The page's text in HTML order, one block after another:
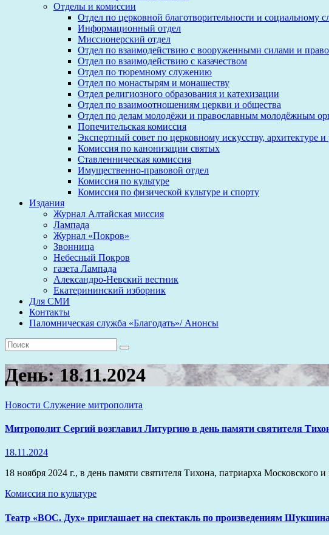
Отделы и комиссии
Отдел по церковной благотворительности и социальному
Информационный отдел
Миссионерский отдел
Отдел по взаимодействию с вооруженными силами и
Отдел по взаимодействию с казачеством
Отдел по тюремному служению
Отдел по монастырям и монашеству
Отдел религиозного образования и катехизации
Отдел по взаимоотношениям церкви и общества
Отдел по делам молодёжи и православным молодёжным
Попечительская комиссия
Экспертный совет по церковному искусству, архитектуре и
Комиссия по канонизации святых
Ставленническая комиссия
Имущественно-правовой отдел
Комиссия по культуре
Комиссия по физической культуре и спорту
Издания
Журнал Алтайская миссия
Лампада
Журнал «Покров»
Звонница
Небесный Покров
газета Лампада
Александро-Невский вестник
Екатерининский изборник
Для СМИ
Контакты
Паломническая служба «Благодать»/ Анонсы
День:18.11.2024
Новости Служение митрополита
Митрополит Сергий возглавил Литургию в день памяти святителя
18.11.2024
18 ноября 2024 г., в день памяти святителя Тихона, патриарха
Комиссия по культуре
Театр «ВОС. Дух» приглашает на спектакль по произведениям Шукшина